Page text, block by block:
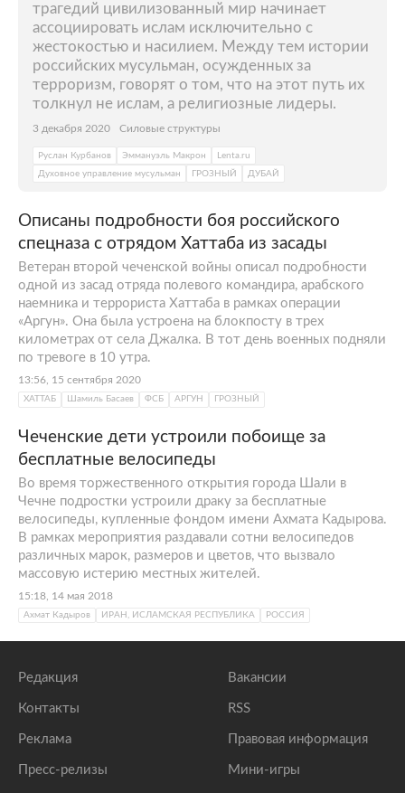
трагедий цивилизованный мир начинает
ассоциировать ислам исключительно с
жестокостью и насилием. Между тем истории
российских мусульман, осужденных за
терроризм, говорят о том, что на этот путь их
толкнул не ислам, а религиозные лидеры.
3 декабря 2020 Силовые структуры
Руслан Курбанов Эммануэль Макрон
Lenta.ru
Духовное управление мусульман
ГРОЗНЫЙ ДУБАЙ
Описаны подробности боя российского
спецназа с отрядом Хаттаба из засады
Ветеран второй чеченской войны описал подробности
одной из засад отряда полевого командира, арабского
наемника и террориста Хаттаба в рамках операции
«Аргун». Она была устроена на блокпосту в трех
километрах от села Джалка. В тот день военных подняли
по тревоге в 10 утра.
13:56, 15 сентября 2020
ХАТТАБ Шамиль Басаев ФСБ АРГУН ГРОЗНЫЙ
Чеченские дети устроили побоище за
бесплатные велосипеды
Во время торжественного открытия города Шали в
Чечне подростки устроили драку за бесплатные
велосипеды, купленные фондом имени Ахмата Кадырова.
В рамках мероприятия раздавали сотни велосипедов
различных марок, размеров и цветов, что вызвало
массовую истерию местных жителей.
15:18, 14 мая 2018
Ахмат Кадыров ИРАН, ИСЛАМСКАЯ РЕСПУБЛИКА РОССИЯ
Редакция
Контакты
Реклама
Пресс-релизы
Вакансии
RSS
Правовая информация
Мини-игры